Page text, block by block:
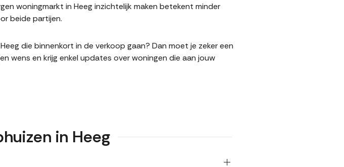
woningmarkt in Heeg inzichtelijk maken betekent minder
beide partijen.
die binnenkort in de verkoop gaan? Dan moet je zeker een
wens en krijg enkel updates over woningen die aan jouw
in Heeg